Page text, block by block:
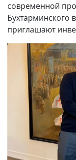
современной
Бухтарминского
приглашают